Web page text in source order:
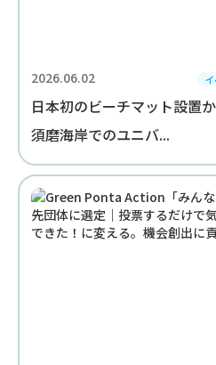
2026.06.02
日本初のビーチマット設置
須磨海岸でのユニバ...